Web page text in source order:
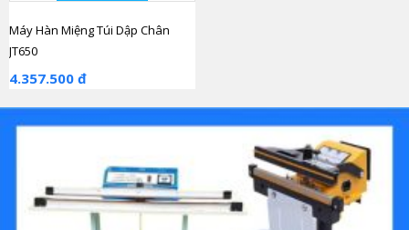
Máy Hàn Miệng Túi Dập Chân
JT650
4.357.500 đ